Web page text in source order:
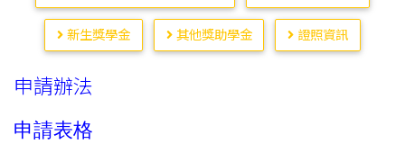
新生獎學金 其他獎助學金 證照資訊
申請辦法
申請表格